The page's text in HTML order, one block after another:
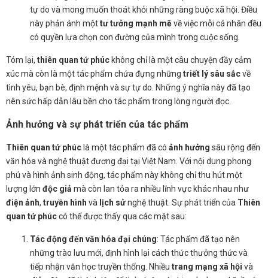
tự do và mong muốn thoát khỏi những ràng buộc xã hội. Điều
này phản ánh mộttư tưởng mạnh mẽvề việc mỗi cá nhân đều
có quyền lựa chọn con đường của mình trong cuộc sống.
Tóm lại, thiên quan tứ phúc không chỉ là một câu chuyện đầy cảm
xúc mà còn là một tác phẩm chứa đựng những triết lý sâu sắcvề
tình yêu, bạn bè, định mệnh và sự tự do. Những ý nghĩa này đã tạo
nên sức hấp dẫn lâu bền cho tác phẩm trong lòng người đọc.
Ảnh hưởng và sự phát triển của tác phẩm
Thiên quan tứ phúc là một tác phẩm đã có ảnh hưởng sâu rộng đến
văn hóa và nghệ thuật đương đại tại Việt Nam. Với nội dung phong
phú và hình ảnh sinh động, tác phẩm này không chỉ thu hút một
lượng lớn độc giả mà còn lan tỏa ra nhiều lĩnh vực khác nhau như
điện ảnh, truyền hình và lịch sửnghệ thuật. Sự phát triển của Thiên
quan tứ phúccó thể được thấy qua các mặt sau:
Tác động đến văn hóa đại chúng: Tác phẩm đã tạo nên
những trào lưu mới, định hình lại cách thức thưởng thức và
tiếp nhận văn học truyền thống. Nhiều trang mạng xã hội và